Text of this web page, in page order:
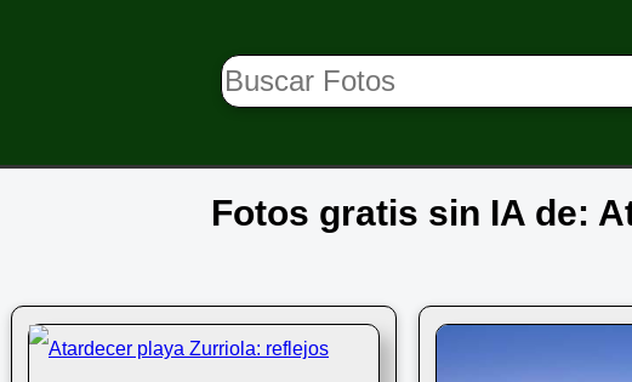
Fotos gratis sin IA de: